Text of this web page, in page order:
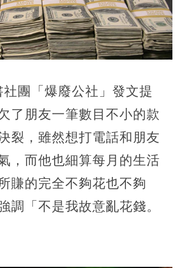
團「爆廢公社」 發文提
了朋友一筆數目不小的款
裂，雖然想打電話和朋友
，而他也細算每月的生活
賺的完全不夠花也不夠
調「不是我故意亂花錢。